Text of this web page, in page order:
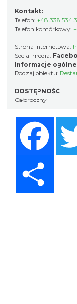
Kontakt:
Telefon: +48 338 534
Telefon komórkowy:
Strona internetowa:
Social media:
Informacje
Rodzaj obiektu:
DOSTĘPNOŚĆ
Całoroczny